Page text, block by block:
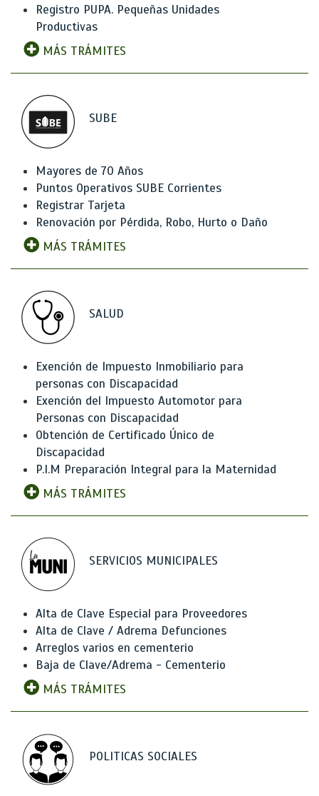
Registro PUPA. Pequeñas Unidades
Productivas
MÁS TRÁMITES
SUBE
Mayores de 70 Años
Puntos Operativos SUBE Corrientes
Registrar Tarjeta
Renovación por Pérdida, Robo, Hurto o Daño
MÁS TRÁMITES
SALUD
Exención de Impuesto Inmobiliario para
personas con Discapacidad
Exención del Impuesto Automotor para
Personas con Discapacidad
Obtención de Certificado Único de
Discapacidad
P.I.M Preparación Integral para la Maternidad
MÁS TRÁMITES
SERVICIOS MUNICIPALES
Alta de Clave Especial para Proveedores
Alta de Clave / Adrema Defunciones
Arreglos varios en cementerio
Baja de Clave/Adrema - Cementerio
MÁS TRÁMITES
POLITICAS SOCIALES